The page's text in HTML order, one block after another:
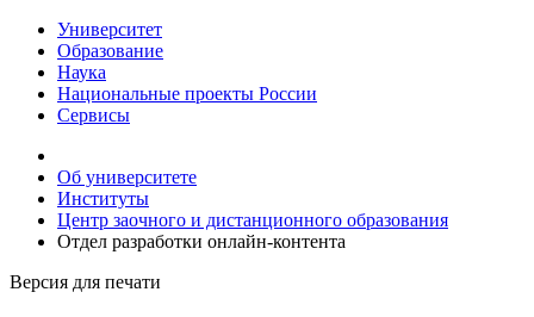
Университет
Образование
Наука
Национальные проекты России
Сервисы
Об университете
Институты
Центр заочного и дистанционного образования
Отдел разработки онлайн-контента
Версия для печати